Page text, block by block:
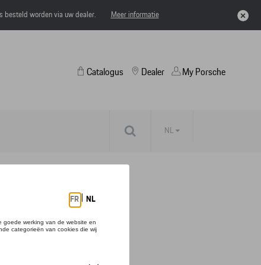
besteld worden via uw dealer. Meer informatie
Catalogus Dealer My Porsche
NL